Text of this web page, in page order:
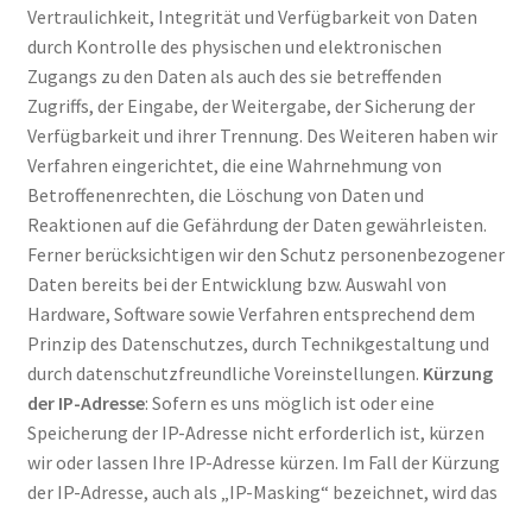
Vertraulichkeit, Integrität und Verfügbarkeit von Daten
durch Kontrolle des physischen und elektronischen
Zugangs zu den Daten als auch des sie betreffenden
Zugriffs, der Eingabe, der Weitergabe, der Sicherung der
Verfügbarkeit und ihrer Trennung. Des Weiteren haben wir
Verfahren eingerichtet, die eine Wahrnehmung von
Betroffenenrechten, die Löschung von Daten und
Reaktionen auf die Gefährdung der Daten gewährleisten.
Ferner berücksichtigen wir den Schutz personenbezogener
Daten bereits bei der Entwicklung bzw. Auswahl von
Hardware, Software sowie Verfahren entsprechend dem
Prinzip des Datenschutzes, durch Technikgestaltung und
durch datenschutzfreundliche Voreinstellungen. Kürzung
der IP-Adresse: Sofern es uns möglich ist oder eine
Speicherung der IP-Adresse nicht erforderlich ist, kürzen
wir oder lassen Ihre IP-Adresse kürzen. Im Fall der Kürzung
der IP-Adresse, auch als „IP-Masking“ bezeichnet, wird das